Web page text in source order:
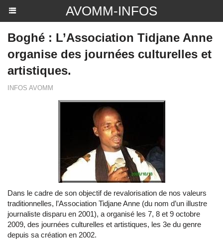
AVOMM-INFOS
Boghé : L’Association Tidjane Anne
organise des journées culturelles et
artistiques.
INFOS AVOMM
Dans le cadre de son objectif de revalorisation de nos valeurs
traditionnelles, l’Association Tidjane Anne (du nom d’un illustre
journaliste disparu en 2001), a organisé les 7, 8 et 9 octobre
2009, des journées culturelles et artistiques, les 3e du genre
depuis sa création en 2002.